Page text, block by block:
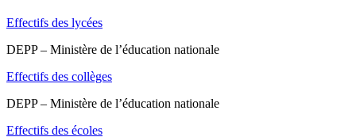
Effectifs des lycées
DEPP – Ministère de l’éducation nationale
Effectifs des collèges
DEPP – Ministère de l’éducation nationale
Effectifs des écoles